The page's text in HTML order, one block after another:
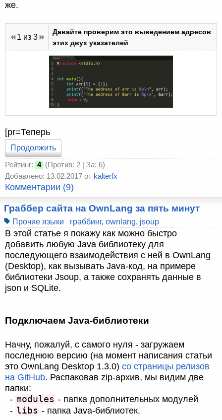
же.
1 из 3
Давайте проверим это выведением адресов
этих двух указателей
[pr=Теперь
Продолжить
Рейтинг: 4 (Против: 2 | За: 6)
Добавлено: 13.02.2017 от kalterfx
Комментарии (9)
Граббер сайта на OwnLang за пять минут
Прочие языки граббинг, ownlang, jsoup
В этой статье я покажу как можно быстро
добавить любую Java библиотеку для
последующего взаимодействия с ней в OwnLang
(Desktop), как вызывать Java-код, на примере
библиотеки Jsoup, а также сохранять данные в
json и SQLite.
Подключаем Java-библиотеки
Начну, пожалуй, с самого нуля - загружаем
последнюю версию (на момент написания статьи
это OwnLang Desktop 1.3.0) со страницы релизов
на GitHub. Распаковав zip-архив, мы видим две
папки:
- modules - папка дополнительных модулей
- libs - папка Java-библиотек.